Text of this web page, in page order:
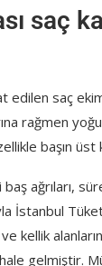
saç
saç
rağmen
başın
ağrıları,
İstanbul
ve kellik
gelmiştir.